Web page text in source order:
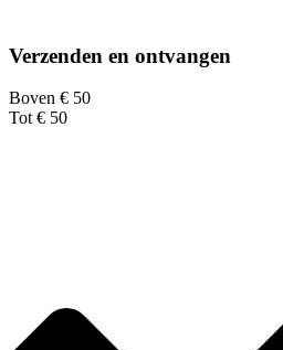
Verzenden en ontvangen
Boven € 50
Tot € 50